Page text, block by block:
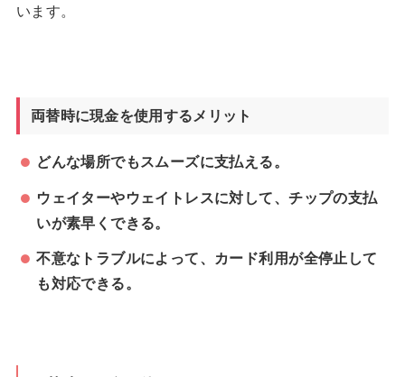
います。
両替時に現金を使用するメリット
どんな場所でもスムーズに支払える。
ウェイターやウェイトレスに対して、チップの支払
いが素早くできる。
不意なトラブルによって、カード利用が全停止して
も対応できる。